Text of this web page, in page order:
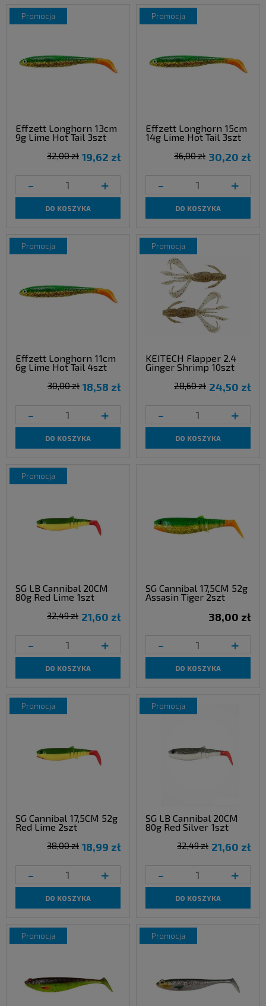
Effzett Longhorn 13cm
9g Lime Hot Tail 3szt
19,62 zł
32,00 zł
- +
DO KOSZYKA
promocja
Effzett Longhorn 15cm
14g Lime Hot Tail 3szt
30,20 zł
36,00 zł
- +
DO KOSZYKA
promocja
Effzett Longhorn 11cm
6g Lime Hot Tail 4szt
18,58 zł
30,00 zł
- +
DO KOSZYKA
promocja
KEITECH Flapper 2.4
Ginger Shrimp 10szt
24,50 zł
28,60 zł
- +
DO KOSZYKA
promocja
SG LB Cannibal 20CM
80g Red Lime 1szt
21,60 zł
32,49 zł
- +
DO KOSZYKA
promocja
SG Cannibal 17,5CM 52g
Assasin Tiger 2szt
38,00 zł
- +
DO KOSZYKA
SG Cannibal 17,5CM 52g
Red Lime 2szt
18,99 zł
38,00 zł
- +
DO KOSZYKA
promocja
SG LB Cannibal 20CM
80g Red Silver 1szt
21,60 zł
32,49 zł
- +
DO KOSZYKA
promocja
promocja promocja